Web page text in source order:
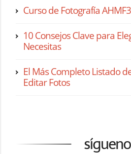
Curso de Fotografía
10 Consejos Clave para
Necesitas
El Más Completo Listado
Editar Fotos